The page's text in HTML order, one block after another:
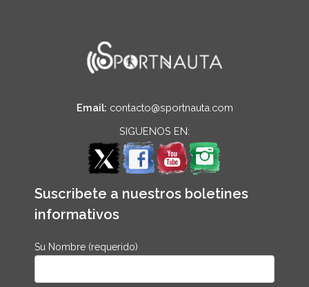
Email: contacto@sportnauta.com
SIGUENOS EN:
Suscribete a nuestros boletines
informativos
Su Nombre (requerido)